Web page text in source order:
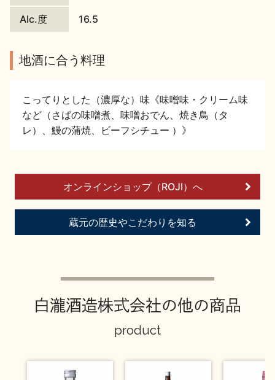
地酒・イベント情報
地酒蔵元会WEB展示会 地酒蔵元会利酒会
Alc.度 16.5
地酒に合う料理
こってりとした（濃厚な）味《味噌味・クリーム味
など（さばの味噌煮、味噌おでん、焼き鳥（タ
レ）、鰻の蒲焼、ビーフシチュー ）》
オンラインショップ（ROJI）へ
蔵元の歴史やこだわりを知る
白瀧酒造株式会社の他の商品
product